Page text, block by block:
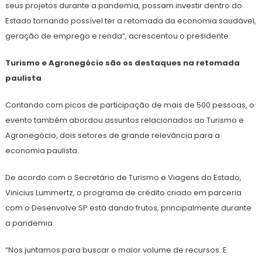
seus projetos durante a pandemia, possam investir dentro do
Estado tornando possível ter a retomada da economia saudável,
geração de emprego e renda”, acrescentou o presidente.
Turismo e Agronegócio são os destaques na retomada
paulista
Contando com picos de participação de mais de 500 pessoas, o
evento também abordou assuntos relacionados ao Turismo e
Agronegócio, dois setores de grande relevância para a
economia paulista.
De acordo com o Secretário de Turismo e Viagens do Estado,
Vinicius Lummertz, o programa de crédito criado em parceria
com o Desenvolve SP está dando frutos, principalmente durante
a pandemia.
“Nos juntamos para buscar o maior volume de recursos. E